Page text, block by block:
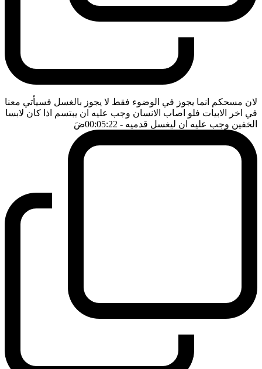
لان مسحكم انما يجوز في الوضوء فقط لا يجوز بالغسل فسيأتي معنا
في اخر الابيات فلو اصاب الانسان وجب عليه ان يبتسم اذا كان لابسا
الخفين وجب عليه ان ليغسل قدميه - 00:05:22 ضَ